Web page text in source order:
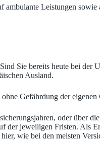
Leistungen
Sie bereits heute bei
Ausland.
Gefährdung der
oder über
der jeweiligen Fristen. Als
wie bei den meisten